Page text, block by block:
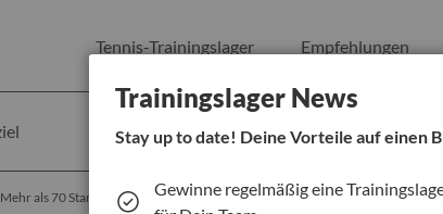
Tennis-Trainingslager Empfehlungen
Anreise
Mehr als 70 Standorte 97,8% Weiterempfehlungsrate
Trainingslager News
Stay up to date! Deine Vorteile auf einen
Gewinne regelmäßig eine